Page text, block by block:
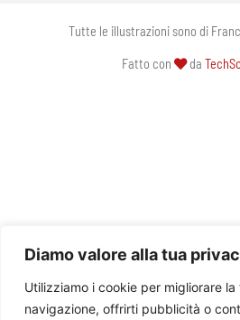
Diamo valore alla tua
Utilizziamo i cookie per migliorare
navigazione, offrirti pubblicità o
Tutte le illustrazioni sono di
Fatto con da